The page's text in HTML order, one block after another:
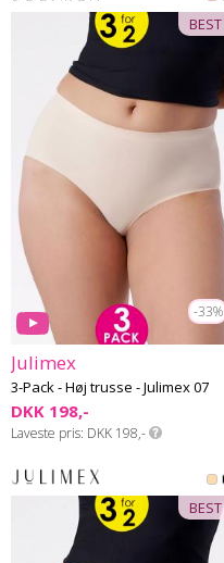
-33%
BEST
Julimex
3-Pack - Høj trusse - Julimex 07
DKK 198,-
Laveste pris DKK 198,-
BEST